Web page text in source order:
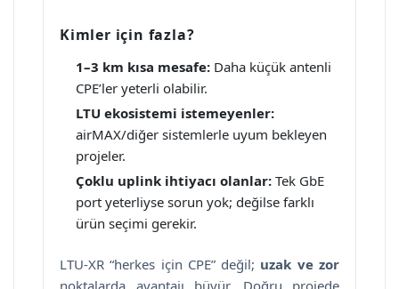
Kimler için fazla?
1–3 km kısa mesafe: Daha küçük antenli
CPE’ler yeterli olabilir.
LTU ekosistemi istemeyenler:
airMAX/diğer sistemlerle uyum bekleyen
projeler.
Çoklu uplink ihtiyacı olanlar: Tek GbE
port yeterliyse sorun yok; değilse farklı
ürün seçimi gerekir.
LTU-XR “herkes için CPE” değil; uzak ve zor